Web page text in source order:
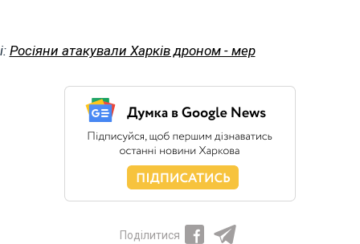
Росіяни атакували Харків дроном - мер
Поділитися